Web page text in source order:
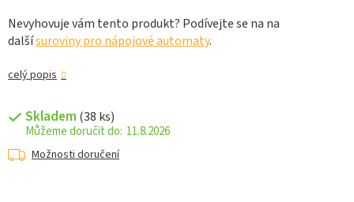
Nevyhovuje vám tento produkt? Podívejte se na na
dalšísuroviny pro nápojové automaty.
celý popis
Skladem (38 ks)
11.8.2026
Možnosti doručení